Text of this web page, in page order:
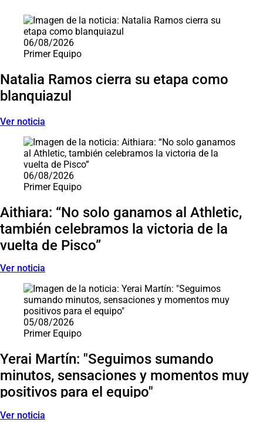
06/08/2026
Primer Equipo
Natalia Ramos cierra su etapa como
blanquiazul
Ver noticia
06/08/2026
Primer Equipo
Aithiara: “No solo ganamos al Athletic,
también celebramos la victoria de la
vuelta de Pisco”
Ver noticia
05/08/2026
Primer Equipo
Yerai Martín: "Seguimos sumando
minutos, sensaciones y momentos muy
positivos para el equipo"
Ver noticia